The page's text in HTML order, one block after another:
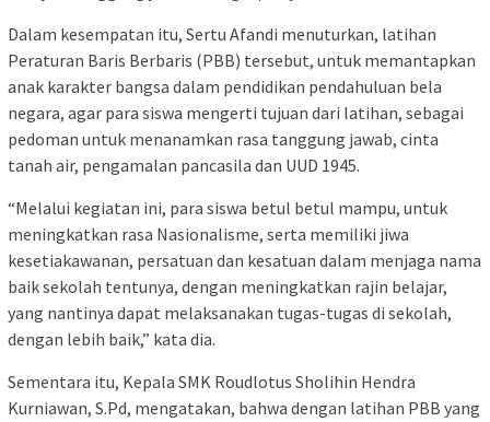
Dalam kesempatan itu, Sertu Afandi menuturkan, latihan
Peraturan Baris Berbaris (PBB) tersebut, untuk memantapkan
anak karakter bangsa dalam pendidikan pendahuluan bela
negara, agar para siswa mengerti tujuan dari latihan, sebagai
pedoman untuk menanamkan rasa tanggung jawab, cinta
tanah air, pengamalan pancasila dan UUD 1945.
“Melalui kegiatan ini, para siswa betul betul mampu, untuk
meningkatkan rasa Nasionalisme, serta memiliki jiwa
kesetiakawanan, persatuan dan kesatuan dalam menjaga nama
baik sekolah tentunya, dengan meningkatkan rajin belajar,
yang nantinya dapat melaksanakan tugas-tugas di sekolah,
dengan lebih baik,” kata dia.
Sementara itu, Kepala SMK Roudlotus Sholihin Hendra
Kurniawan, S.Pd, mengatakan, bahwa dengan latihan PBB yang